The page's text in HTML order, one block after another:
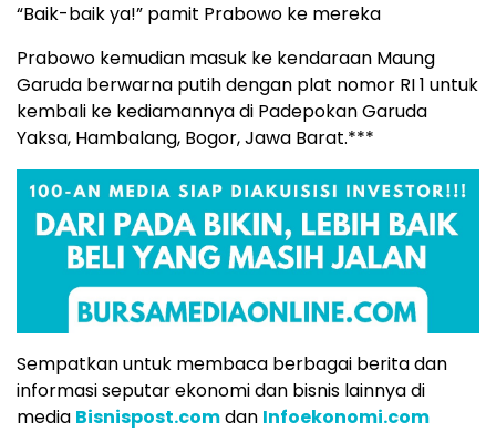
“Baik-baik ya!” pamit Prabowo ke mereka
Prabowo kemudian masuk ke kendaraan Maung
Garuda berwarna putih dengan plat nomor RI 1 untuk
kembali ke kediamannya di Padepokan Garuda
Yaksa, Hambalang, Bogor, Jawa Barat.***
Sempatkan untuk membaca berbagai berita dan
informasi seputar ekonomi dan bisnis lainnya di
media Bisnispost.comdan Infoekonomi.com